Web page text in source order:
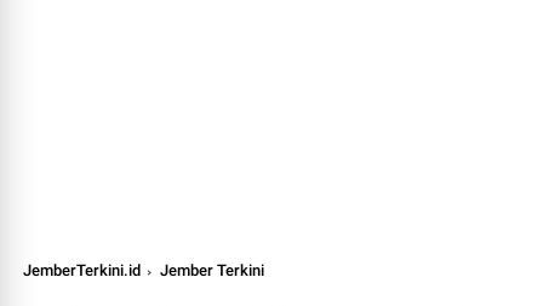
JemberTerkini.id Jember Terkini